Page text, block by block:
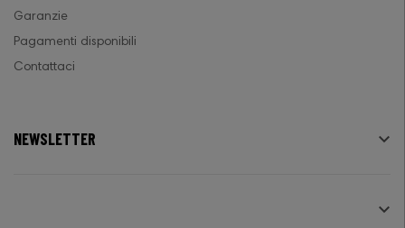
Garanzie
Pagamenti disponibili
Contattaci
NEWSLETTER 
